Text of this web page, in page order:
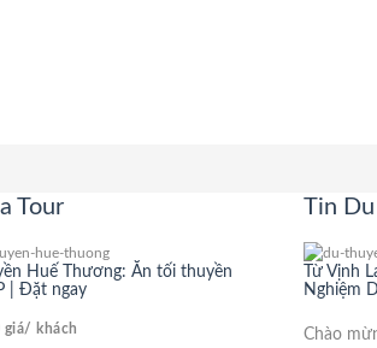
Tour
Huế Thương: Ăn tối thuyền
| Đặt ngay
giá/ khách
Tin
Từ Vịnh
Nghiệm
Chào